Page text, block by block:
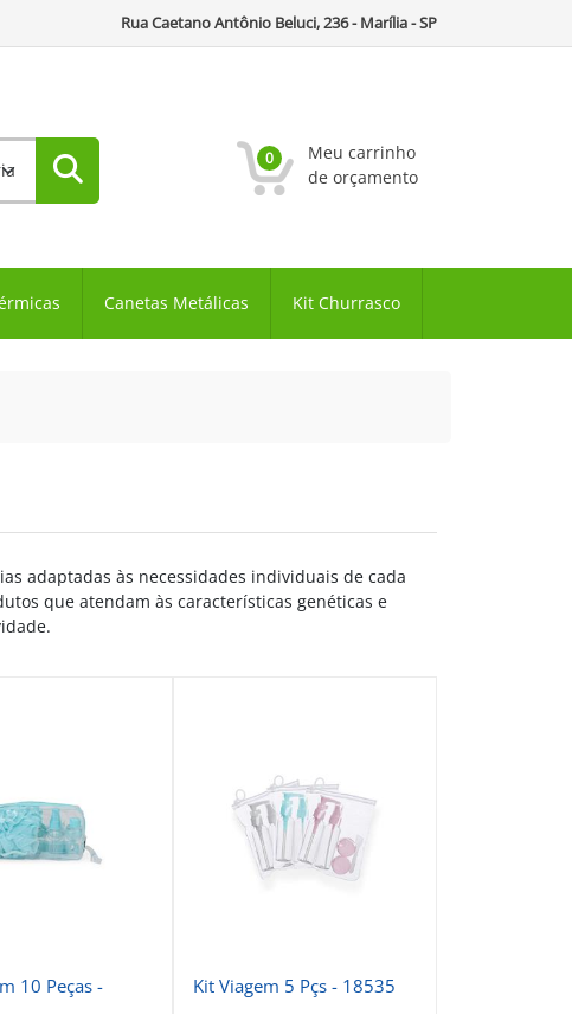
Rua Caetano Antônio Beluci, 236 - Marília - SP
0
Meu carrinho
de orçamento
Canetas Metálicas Kit Churrasco
adaptadas às necessidades individuais de cada
que atendam às características genéticas e
10 Peças -
Kit Viagem 5 Pçs - 18535